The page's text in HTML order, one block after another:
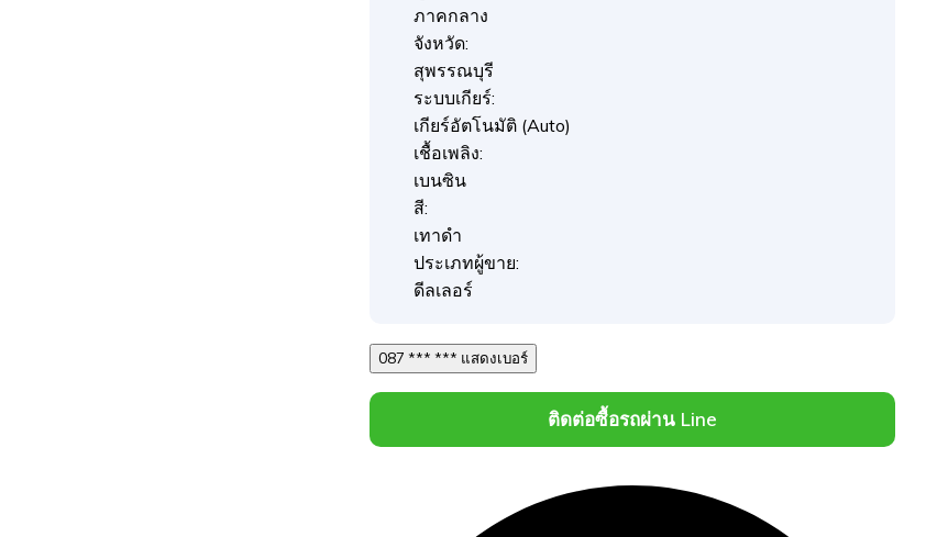
ภาคกลาง
จังหวัด:
สุพรรณบุรี
ระบบเกียร์:
เกียร์อัตโนมัติ (Auto)
เชื้อเพลิง:
เบนซิน
สี:
เทาดำ
ประเภทผู้ขาย:
ดีลเลอร์
087 *** *** แสดงเบอร์
ติดต่อซื้อรถผ่าน Line